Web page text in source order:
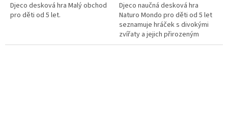
Djeco desková hra Malý obchod
pro děti od 5 let.
Djeco naučná desková hra
Naturo Mondo pro děti od 5 let
seznamuje hráček s divokými
zvířaty a jejich přirozeným
prostředím.